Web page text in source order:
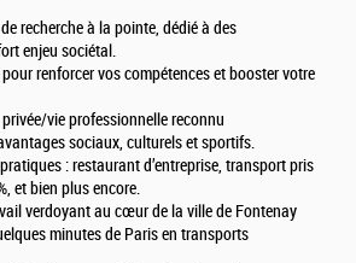
recherche à la pointe, dédié à des
enjeu sociétal.
renforcer vos compétences et booster votre
vie professionnelle reconnu
sociaux, culturels et sportifs.
: restaurant d’entreprise, transport pris
et bien plus encore.
verdoyant au cœur de la ville de Fontenay
minutes de Paris en transports